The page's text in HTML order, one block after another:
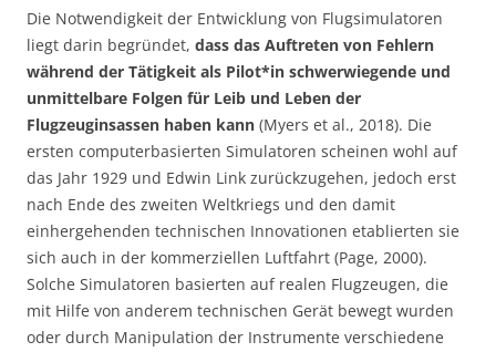
Die Notwendigkeit der Entwicklung von Flugsimulatoren
liegt darin begründet, dass das Auftreten von Fehlern
während der Tätigkeit als Pilot*in schwerwiegende und
unmittelbare Folgen für Leib und Leben der
Flugzeuginsassen haben kann (Myers et al., 2018). Die
ersten computerbasierten Simulatoren scheinen wohl auf
das Jahr 1929 und Edwin Link zurückzugehen, jedoch erst
nach Ende des zweiten Weltkriegs und den damit
einhergehenden technischen Innovationen etablierten sie
sich auch in der kommerziellen Luftfahrt (Page, 2000).
Solche Simulatoren basierten auf realen Flugzeugen, die
mit Hilfe von anderem technischen Gerät bewegt wurden
oder durch Manipulation der Instrumente verschiedene